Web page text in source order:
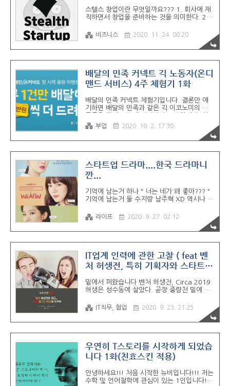
회사나 조직을 만들고 가치를 만드려는 사람사
업가: 남의 스킬을 이용해서 회사, 조직을 만들
면서 느낀 예감이 글을 끝까지 다 읽고..
스텔스 창업이란 무엇일까요??? 1. 회사에 재
직하면서 창업을 준비하는 것을 의미한다. 2.
제품/서비스를 만들어 시장에 최적화하여 진입
하는 스타트업 비즈니스 모델 개발 전략 3. 자
신의 잉여시간을 통해서 스스로의 선택에 의해
비용으로 더 적은 리스크로 운영 할 수 있다. +
재직중인 회사의 시스템을 창업자의 시야에서
인사이트를 얻을 수 있다. + 인건비를 세이브
은 최고의 창업사관학교입니다. 퇴사를 생각하
고 있나요? 직장은 최고의 '창업사관학교'이지
여의 인상이 아니라, 바로 창..
비즈니스 2020. 11. 24. 00:20
배달의 민족 커넥트 긱 노동자(온디
맨드 서비스) 4주 체험기 1화
배달의 민족 커넥트 체험기입니다. 결론만 얘
기하면 배달의 민족과 같은 긱 이코노미의 노
라리 그 시간에 유튜브 영사을 만들거나 티스
토리 글을 더 쓰겠다... 1화에서는 1) 배민 커
넥트 프로모션 2) 배달수단에 관하여 ( 보도
다. 2화에서는 1) 온디맨드 서비스, 긱 이코노
미 2) 노동자 마인드와 자본가 마인드(= 회계
학적 가치와 경제학적 가치) 에 대해서 간단히
리에서 스타트업을 중심으로 O2O, 공유경제,
On-Demand 서비스에 대해서 설명해드릴께
으면 좋은거 퀵보드,..
부업 2020. 10. 2. 17:30
스타트업 드라마....한국 드라마니
깐...
기억에 남는거 하나 " 너는 네가 왜 좋아??? "
기억에 남는거 둘 수지랑 남주혁 XD 역시나 예
국에서 스타트업 드라마를 만든다면 BAD
ENDING으로 사랑도 깨지고 사업도 망하는 얘
기가 훨씬 진정성있고 긍정적인 영향을 끼칠
좋다고 하면 유흥거리가 되든 욕을 먹든 다 좋
다. 근데 지금 상황이 썩 좋지 않은게 사실이고
지금 유흥거리로 전락이 되어버린다면 스타트
이 있기 때문이다. 무조건 떨어진다는건 아니
고..... 이 업계에 사짜도 많고....사업가나 사기
는 유튜브 체널도 드라..
라이프 2020. 9. 27. 02:12
IT업계 인력에 관한 고찰 ( feat 벤
처 허생전, 특히 기획자와 스타트업
밑에서 퍼왔습니다 벤처 허생전, Circa 2019
허생은 성수동에 살았다. 곧장 중량천 밑에 닿
있고, 서울숲을 향하여 허름한 오피스텔이 있
었는데, 주변 공장의 소음과 먼지를 막지 못할
정도였다 liveandventure.com 허생은 성수
을 향하여 허름한 오피스텔이 있었는데, 주변
공장의 소음과 먼지를 막지 못할 정도였다. 그
러나 허생은 테크크런치 읽기만 좋아하고, 그
풀칠을 했다. “누가 강남에서 제일 부자요?” 손
씨(孫氏)를 말해 주는 이가 있어서, 허생이 곧
IT직무, 협업 2020. 9. 23. 21:25
우연히 T스토리를 시작하게 되었습
니다 1화(친효스킨 적용)
안녕하세요!!! 처음 시작한 뉴비입니다!!! 저는
수학 및 언어철학에 관심이 있는 1인입니다!!!